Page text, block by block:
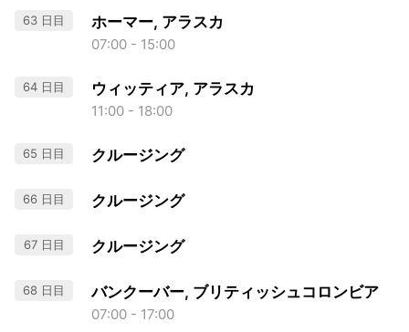
63 日目 ホーマー, アラスカ
07:00 - 15:00
64 日目 ウィッティア, アラスカ
11:00 - 18:00
65 日目 クルージング
66 日目 クルージング
67 日目 クルージング
68 日目 バンクーバー, ブリティッシュコロンビア
07:00 - 17:00